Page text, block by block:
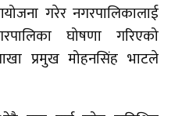
गरेर नगरपालिकालाई
घोषणा गरिएको
प्रमुख मोहनसिंह भाटले